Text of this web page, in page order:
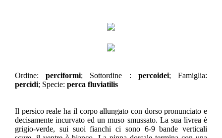
Ordine:perciformi; Sottordine : percoidei; Famiglia:
percidi; Specie: perca fluviatilis
Il persico reale ha il corpo allungato con dorso pronunciato e
decisamente incurvato ed un muso smussato. La sua livrea è
grigio-verde, sui suoi fianchi ci sono 6-9 bande verticali